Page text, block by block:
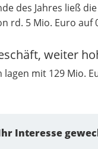
des Jahres ließ
rd. 5 Mio. Euro auf
weiter
mit 129 Mio.
Interesse